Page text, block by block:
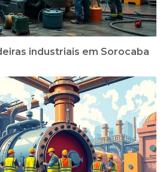
industriais em Sorocaba